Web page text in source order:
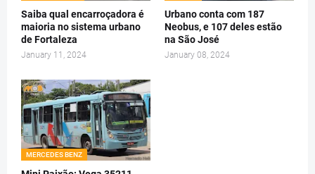
Saiba qual encarroçadora é
maioria no sistema urbano
de Fortaleza
January 11, 2024
Urbano conta com 187
Neobus, e 107 deles estão
na São José
January 08, 2024
MERCEDES BENZ